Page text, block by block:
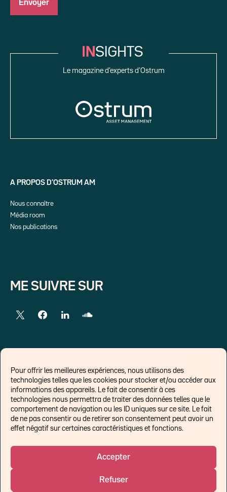
Pour offrir les meilleures expériences, nous utilisons des
technologies telles que les cookies pour stocker et/ou accéder aux
informations des appareils. Le fait de consentir à ces
technologies nous permettra de traiter des données telles que le
comportement de navigation ou les ID uniques sur ce site. Le fait
de ne pas consentir ou de retirer son consentement peut avoir un
effet négatif sur certaines caractéristiques et fonctions.
Accepter
Refuser
Le magazine d’experts d’Ostrum
A PROPOS D’OSTRUM AM
Nous connaître
Média room
Nos publications
ME SUIVRE SUR
LIENS EXTERNES
Chroniques pour Forbes
Economistes
Think tank
Politique de cookies (UE)